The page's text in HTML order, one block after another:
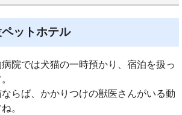
ットホテル
院では犬猫の一時預かり、宿泊を扱っ
らば、かかりつけの獣医さんがいる動
。